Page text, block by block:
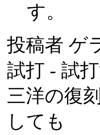
す。
投稿者 ゲ
試打 - 試
三洋の復
しても